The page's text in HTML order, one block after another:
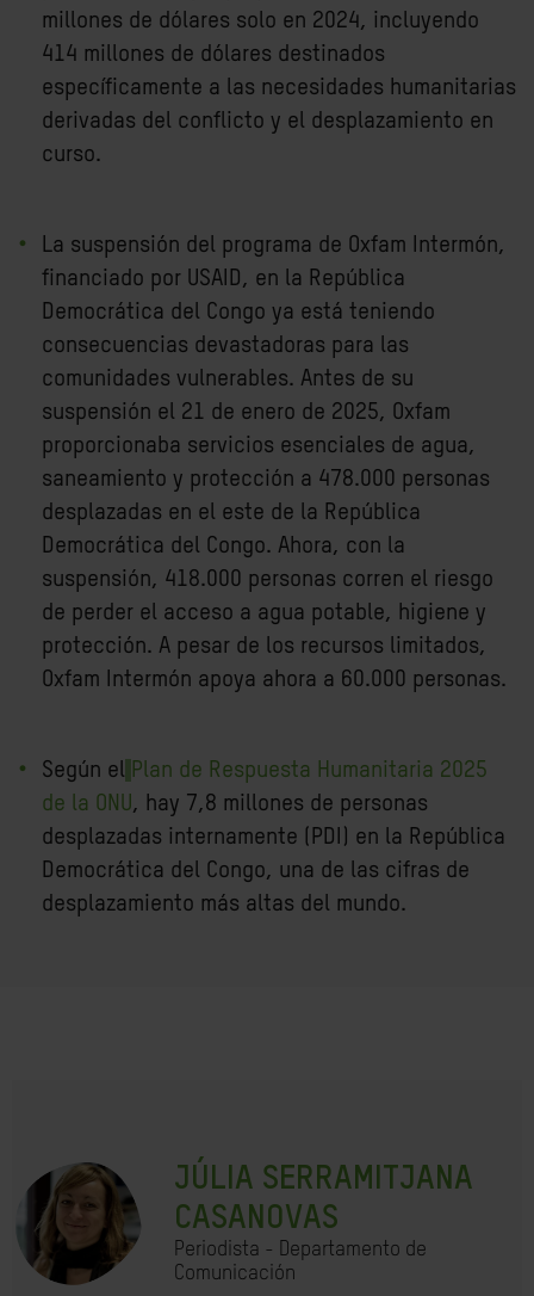
millones de dólares solo en 2024, incluyendo
414 millones de dólares destinados
específicamente a las necesidades humanitarias
derivadas del conflicto y el desplazamiento en
curso.
La suspensión del programa de Oxfam Intermón,
financiado por USAID, en la República
Democrática del Congo ya está teniendo
consecuencias devastadoras para las
comunidades vulnerables. Antes de su
suspensión el 21 de enero de 2025, Oxfam
proporcionaba servicios esenciales de agua,
saneamiento y protección a 478.000 personas
desplazadas en el este de la República
Democrática del Congo. Ahora, con la
suspensión, 418.000 personas corren el riesgo
de perder el acceso a agua potable, higiene y
protección. A pesar de los recursos limitados,
Oxfam Intermón apoya ahora a 60.000 personas.
Según el Plan de Respuesta Humanitaria 2025
de la ONU, hay 7,8 millones de personas
desplazadas internamente (PDI) en la República
Democrática del Congo, una de las cifras de
desplazamiento más altas del mundo.
JÚLIA SERRAMITJANA
CASANOVAS
Periodista - Departamento de
Comunicación